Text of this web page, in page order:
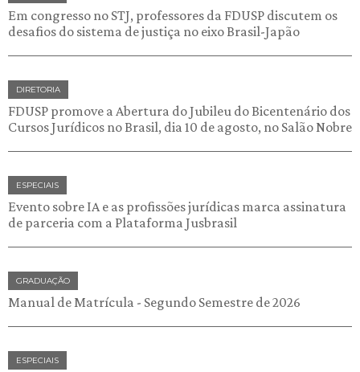
Em congresso no STJ, professores da FDUSP discutem os
desafios do sistema de justiça no eixo Brasil-Japão
DIRETORIA
FDUSP promove a Abertura do Jubileu do Bicentenário dos
Cursos Jurídicos no Brasil, dia 10 de agosto, no Salão Nobre
ESPECIAIS
Evento sobre IA e as profissões jurídicas marca assinatura
de parceria com a Plataforma Jusbrasil
GRADUAÇÃO
Manual de Matrícula - Segundo Semestre de 2026
ESPECIAIS